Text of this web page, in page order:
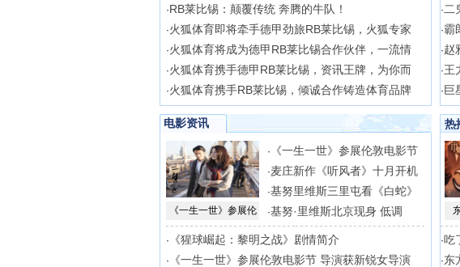
·RB莱比锡：颠覆传统 奔腾的牛队！
·火狐体育即将牵手德甲劲旅RB莱比锡，火狐专家
·火狐体育将成为德甲RB莱比锡合作伙伴，一流情
·火狐体育携手德甲RB莱比锡，资讯王牌，为你而
·火狐体育携手RB莱比锡，倾诚合作铸造体育品牌
· 二
·霸
·赵
·王
·巨
电影资讯
《一生一世》参展伦
· 《一生一世》参展伦敦电影节
·麦庄新作《听风者》十月开机
·基努里维斯三里屯看《白蛇》
·基努·里维斯北京现身 低调
· 《猩球崛起：黎明之战》剧情简介
· 《一生一世》参展伦敦电影节 导演获新锐女导演
热
·吃
·东